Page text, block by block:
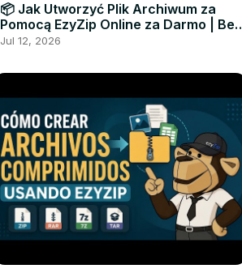
📦 Jak Utworzyć Plik Archiwum za
Pomocą EzyZip Online za Darmo | Bez
Instalacji Oprogramowania
Jul 12, 2026